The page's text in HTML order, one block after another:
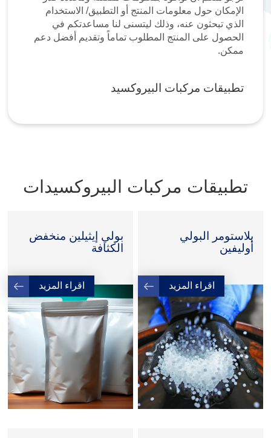
الإمكان حول معلومات المنتج أو التطبيق/ الاستخدام
الذي تبحثون عنه، وذلك ليتسنى لنا مساعدتكم في
الحصول على المنتج المطلوب تماماً وتقديم أفضل دعم
ممكن.
تطبيقات مركبات البيروكسيد
تطبيقات مركبات البيروكسيدات
بلاستومر البولي
أوليفين
اقراء المزيد
بولي إيثيلين منخفض
الكثافة
اقراء المزيد